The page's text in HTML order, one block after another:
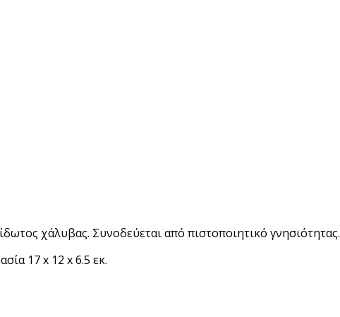
χάλυβας. Συνοδεύεται από πιστοποιητικό γνησιότητας.
17 x 12 x 6.5 εκ.